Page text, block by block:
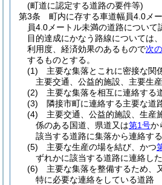
(町道に認定する道路の要件等)
第3条
町内に存する車道幅員4.0メ
員4.0メートル未満の道路について
目的達成にかなう路線については
利用度、経済効果のあるもので次
するものとする。
(1)
主要な集落とこれに密接な関
主要交通、公益的施設、主要生
(2)
主要な集落を相互に連絡する
(3)
隣接市町に連絡する主要な道
(4)
主要交通、公益的施設、生産
係のある国道、県道又は第1号か
該当する道路に集落から連絡す
(5)
主要な生産の場を結び、かつ
ずれかに該当する道路に連絡し
(6)
主要な集落を整備するため、
特に必要な連絡をしている道路